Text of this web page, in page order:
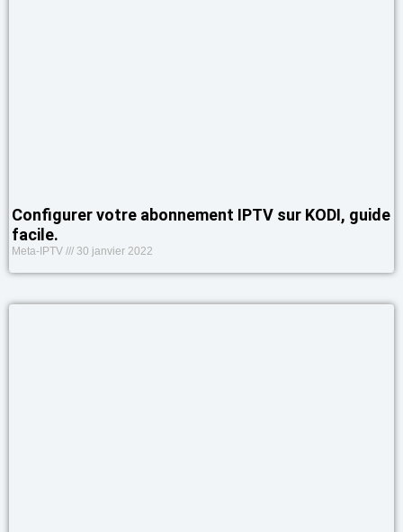
Configurer votre abonnement IPTV sur KODI, guide
facile.
Meta-IPTV 30 janvier 2022